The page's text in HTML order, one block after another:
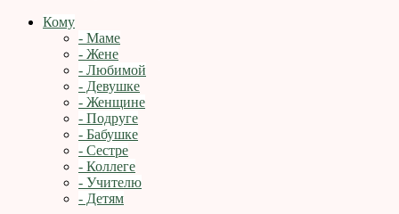
Кому
- Маме
- Жене
- Любимой
- Девушке
- Женщине
- Подруге
- Бабушке
- Сестре
- Коллеге
- Учителю
- Детям